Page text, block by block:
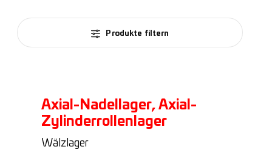
Produkte filtern
Axial-Nadellager, Axial-
Zylinderrollenlager
Wälzlager